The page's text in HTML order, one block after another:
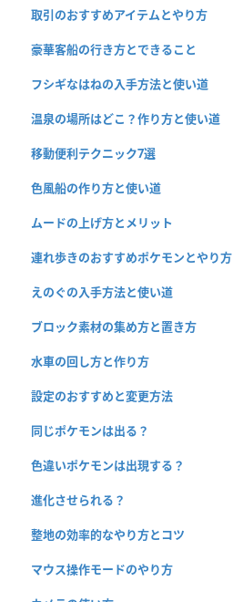
取引のおすすめアイテムとやり方
豪華客船の行き方とできること
フシギなはねの入手方法と使い道
温泉の場所はどこ？作り方と使い道
移動便利テクニック7選
色風船の作り方と使い道
ムードの上げ方とメリット
連れ歩きのおすすめポケモンとやり方
えのぐの入手方法と使い道
ブロック素材の集め方と置き方
水車の回し方と作り方
設定のおすすめと変更方法
同じポケモンは出る？
色違いポケモンは出現する？
進化させられる？
整地の効率的なやり方とコツ
マウス操作モードのやり方